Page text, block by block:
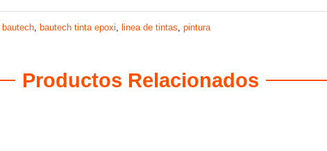
bautech bautech tinta epoxi linea de tintas pintura
Productos Relacionados